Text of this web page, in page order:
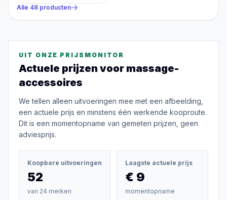
Alle 48 producten
UIT ONZE PRIJSMONITOR
Actuele prijzen voor massage-
accessoires
We tellen alleen uitvoeringen mee met een afbeelding,
een actuele prijs en minstens één werkende kooproute.
Dit is een momentopname van gemeten prijzen, geen
adviesprijs.
Koopbare uitvoeringen
52
van 24 merken
Laagste actuele prijs
€ 9
momentopname